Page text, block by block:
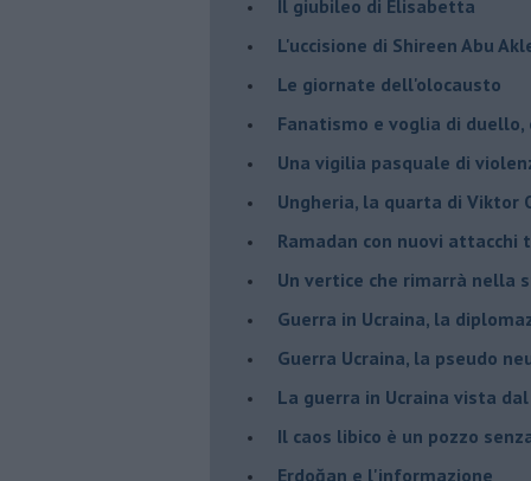
Il giubileo di Elisabetta
L'uccisione di Shireen Abu
Le giornate dell'olocausto
Fanatismo e voglia di
Una vigilia pasquale di
Ungheria, la quarta di Viktor
Ramadan con nuovi attacchi
Un vertice che rimarrà nella
Guerra in Ucraina, la
Guerra Ucraina, la pseudo
La guerra in Ucraina vista
​Il caos libico è un pozzo
Erdoğan e l'informazione